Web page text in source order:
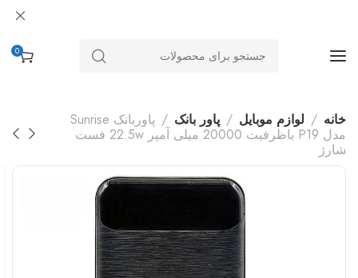
0
خانه لوازم موبایل پاور بانک
پاوربانک Sunrise
مدل P19 باظرفیت 20000 میلی آمپر 22.5w فست
شارژ